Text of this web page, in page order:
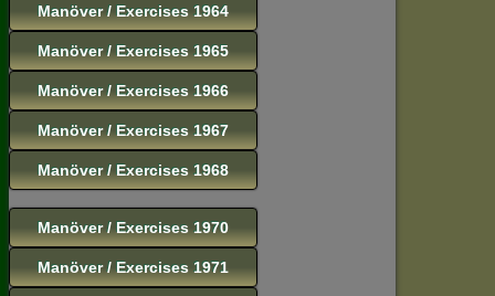
Manöver / Exercises 1964
Manöver / Exercises 1965
Manöver / Exercises 1966
Manöver / Exercises 1967
Manöver / Exercises 1968
Manöver / Exercises 1970
Manöver / Exercises 1971